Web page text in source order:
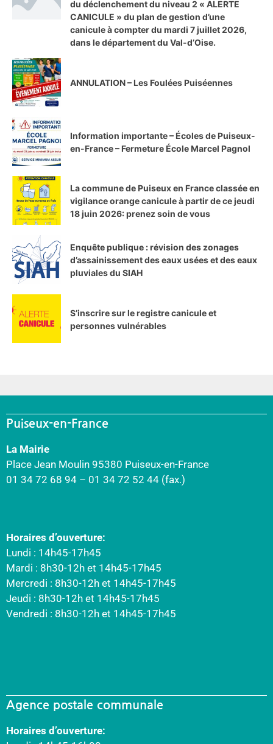
du déclenchement du niveau 2 « ALERTE
CANICULE » du plan de gestion d’une
canicule à compter du mardi 7 juillet 2026,
dans le département du Val-d’Oise.
ANNULATION – Les Foulées Puiséennes
Information importante – Écoles de Puiseux-
en-France – Fermeture École Marcel Pagnol
La commune de Puiseux en France classée en
vigilance orange canicule à partir de ce jeudi
18 juin 2026: prenez soin de vous
Enquête publique : révision des zonages
d’assainissement des eaux usées et des eaux
pluviales du SIAH
S’inscrire sur le registre canicule et
personnes vulnérables
Puiseux-en-France
La Mairie
Place Jean Moulin 95380 Puiseux-en-France
01 34 72 68 94 – 01 34 72 52 44 (fax.)
Horaires d’ouverture:
Lundi : 14h45-17h45
Mardi : 8h30-12h et 14h45-17h45
Mercredi : 8h30-12h et 14h45-17h45
Jeudi : 8h30-12h et 14h45-17h45
Vendredi : 8h30-12h et 14h45-17h45
Agence postale communale
Horaires d’ouverture: